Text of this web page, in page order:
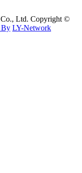
Co., Ltd. Copyright ©
By LY-Network